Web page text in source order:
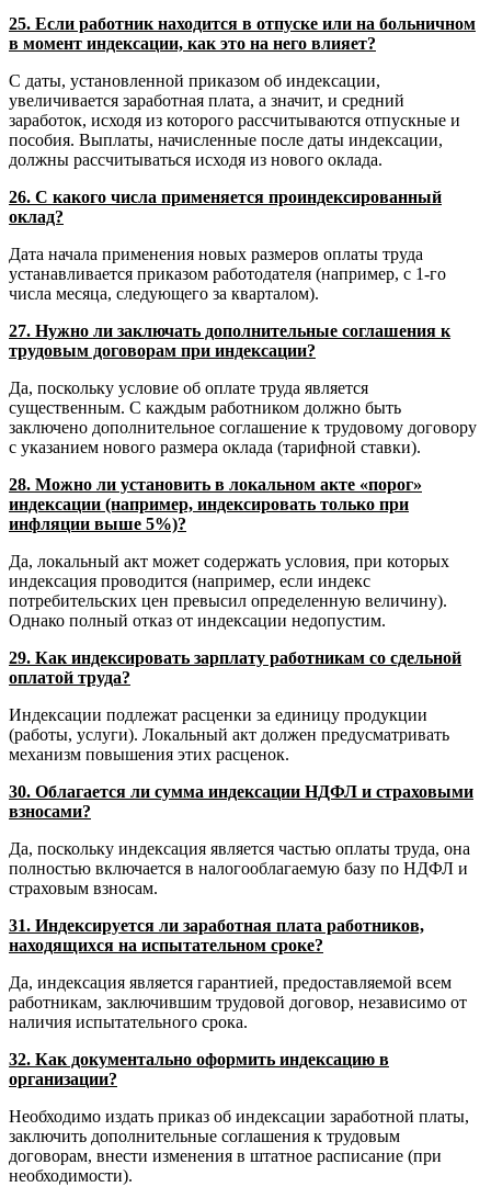
25. Если работник находится в отпуске или на больничном
в момент индексации, как это на него влияет?
С даты, установленной приказом об индексации,
увеличивается заработная плата, а значит, и средний
заработок, исходя из которого рассчитываются отпускные и
пособия. Выплаты, начисленные после даты индексации,
должны рассчитываться исходя из нового оклада.
26. С какого числа применяется проиндексированный
оклад?
Дата начала применения новых размеров оплаты труда
устанавливается приказом работодателя (например, с 1-го
числа месяца, следующего за кварталом).
27. Нужно ли заключать дополнительные соглашения к
трудовым договорам при индексации?
Да, поскольку условие об оплате труда является
существенным. С каждым работником должно быть
заключено дополнительное соглашение к трудовому договору
с указанием нового размера оклада (тарифной ставки).
28. Можно ли установить в локальном акте «порог»
индексации (например, индексировать только при
инфляции выше 5%)?
Да, локальный акт может содержать условия, при которых
индексация проводится (например, если индекс
потребительских цен превысил определенную величину).
Однако полный отказ от индексации недопустим.
29. Как индексировать зарплату работникам со сдельной
оплатой труда?
Индексации подлежат расценки за единицу продукции
(работы, услуги). Локальный акт должен предусматривать
механизм повышения этих расценок.
30. Облагается ли сумма индексации НДФЛ и страховыми
взносами?
Да, поскольку индексация является частью оплаты труда, она
полностью включается в налогооблагаемую базу по НДФЛ и
страховым взносам.
31. Индексируется ли заработная плата работников,
находящихся на испытательном сроке?
Да, индексация является гарантией, предоставляемой всем
работникам, заключившим трудовой договор, независимо от
наличия испытательного срока.
32. Как документально оформить индексацию в
организации?
Необходимо издать приказ об индексации заработной платы,
заключить дополнительные соглашения к трудовым
договорам, внести изменения в штатное расписание (при
необходимости).